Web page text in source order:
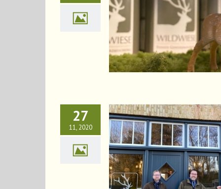
27
11, 2020